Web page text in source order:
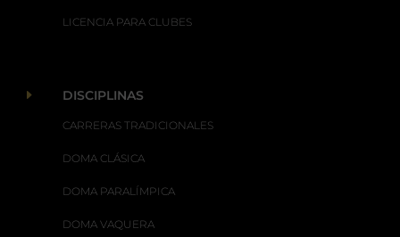
LICENCIA PARA CLUBES
E DISCIPLINAS
CARRERAS TRADICIONALES
DOMA CLÁSICA
DOMA PARALÍMPICA
DOMA VAQUERA